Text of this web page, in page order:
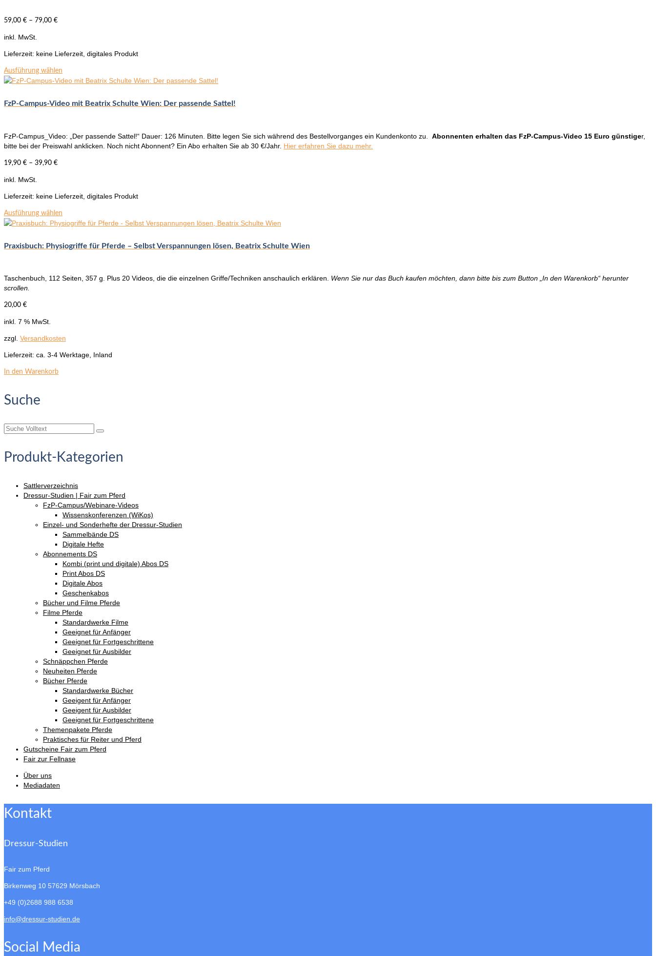
59,00 € – 79,00 €
inkl. MwSt.
Lieferzeit: keine Lieferzeit, digitales Produkt
Ausführung wählen
Produkt
mehrere
Varianten
Optionen
können
werden
FzP-Campus-Video mit Beatrix Schulte Wien: Der passende Sattel!
FzP-Campus_Video: „Der passende Sattel!“ Dauer: 126 Minuten. Bitte legen Sie sich während des Bestellvorganges ein Kundenkonto zu. Abonnenten erhalten das FzP-Campus-Video 15 Euro günstiger,
bitte bei der Preiswahl anklicken. Noch nicht Abonnent? Ein Abo erhalten Sie ab 30 €/Jahr. Hier erfahren Sie dazu mehr.
19,90 € – 39,90 €
inkl. MwSt.
Lieferzeit: keine Lieferzeit, digitales Produkt
Ausführung wählen
Produkt
mehrere
Varianten
Optionen
werden
Praxisbuch: Physiogriffe für Pferde – Selbst Verspannungen lösen, Beatrix Schulte Wien
Taschenbuch, 112 Seiten, 357 g. Plus 20 Videos, die die einzelnen Griffe/Techniken anschaulich erklären. Wenn Sie nur das Buch kaufen möchten, dann bitte bis zum Button „In den Warenkorb“ herunter
scrollen.
20,00 €
inkl. 7 % MwSt.
zzgl. Versandkosten
Lieferzeit: ca. 3-4 Werktage, Inland
In den Warenkorb
Suche
Suche
Produkt-Kategorien
Sattlerverzeichnis
Dressur-Studien | Fair zum Pferd
FzP-Campus/Webinare-Videos
Wissenskonferenzen (WiKos)
Einzel- und Sonderhefte der Dressur-Studien
Sammelbände DS
Digitale Hefte
Abonnements DS
Kombi (print und digitale) Abos DS
Print Abos DS
Digitale Abos
Geschenkabos
Bücher und Filme Pferde
Filme Pferde
Standardwerke Filme
Geeignet für Anfänger
Geeignet für Fortgeschrittene
Geeignet für Ausbilder
Schnäppchen Pferde
Neuheiten Pferde
Bücher Pferde
Standardwerke Bücher
Geeigent für Anfänger
Geeigent für Ausbilder
Geeignet für Fortgeschrittene
Themenpakete Pferde
Praktisches für Reiter und Pferd
Gutscheine Fair zum Pferd
Fair zur Fellnase
Über uns
Mediadaten
Kontakt
Dressur-Studien
Fair zum Pferd
Birkenweg 10 57629 Mörsbach
+49 (0)2688 988 6538
info@dressur-studien.de
Social Media